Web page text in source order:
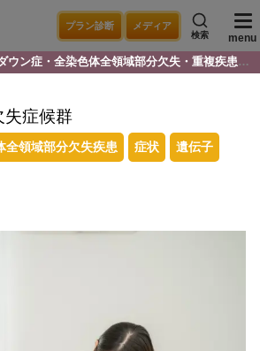
プラン診断 メディア
検索 menu
ウン症・全染色体全領域部分欠失・重複疾患
失症候群
全領域部分欠失疾患 症状 遺伝子